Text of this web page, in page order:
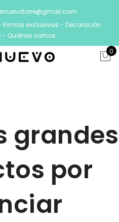
exclusivas - Decoración
- Quiénes somos
0
grandes
por